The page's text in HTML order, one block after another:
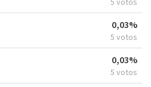
0,03%
5 votos
0,03%
5 votos